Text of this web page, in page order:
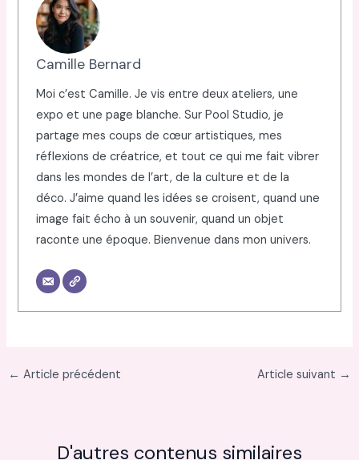
Camille Bernard
Moi c’est Camille. Je vis entre deux ateliers, une
expo et une page blanche. Sur Pool Studio, je
partage mes coups de cœur artistiques, mes
réflexions de créatrice, et tout ce qui me fait vibrer
dans les mondes de l’art, de la culture et de la
déco. J’aime quand les idées se croisent, quand une
image fait écho à un souvenir, quand un objet
raconte une époque. Bienvenue dans mon univers.
← Article précédent Article suivant →
D'autres contenus similaires